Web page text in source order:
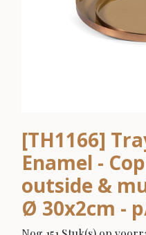
[TH1166]
Enamel -
outside &
Ø 30x2cm -